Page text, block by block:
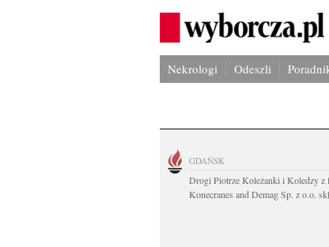
Nekrologi Odeszli
GDAŃSK
Drogi Piotrze Koleżanki i Koledzy z
Konecranes and Demag Sp. z o.o.